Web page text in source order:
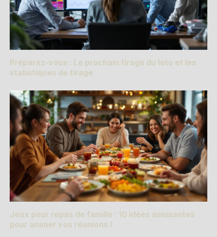
Préparez-vous : Le prochain tirage du loto et les
statistiques de tirage
Jeux pour repas de famille : 10 idées amusantes
pour animer vos réunions !